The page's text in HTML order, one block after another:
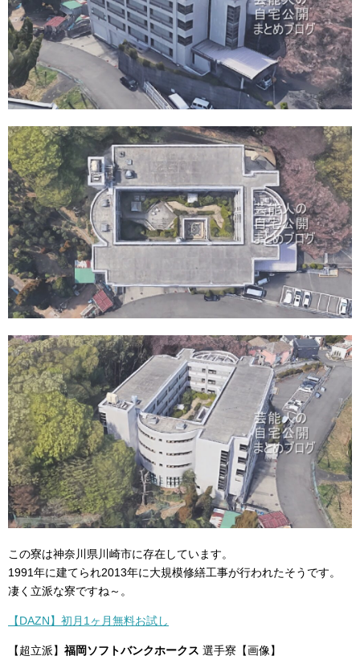
この寮は神奈川県川崎市に存在しています。
1991年に建てられ2013年に大規模修繕工事が行われたそうです。
凄く立派な寮ですね～。
【DAZN】初月1ヶ月無料お試し
【超立派】 福岡ソフトバンクホークス 選手寮【画像】